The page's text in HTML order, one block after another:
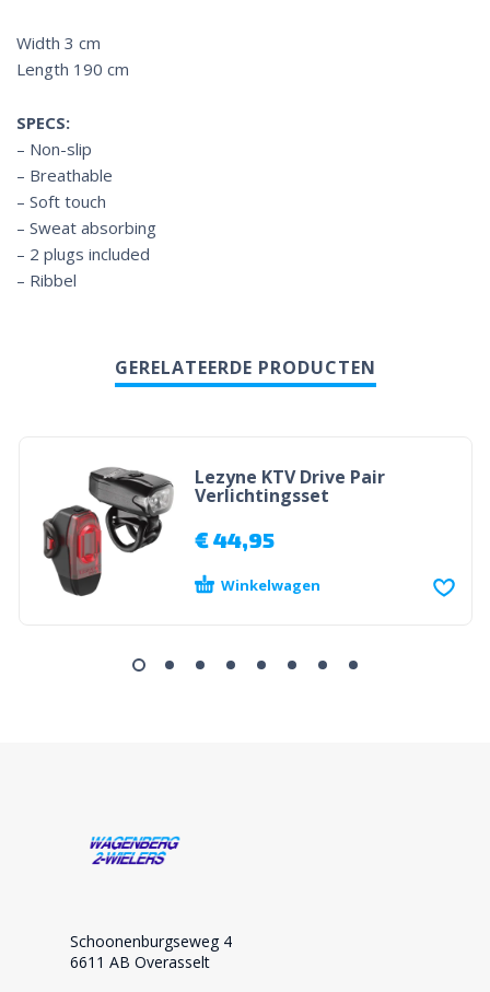
Width 3 cm
Length 190 cm
SPECS:
– Non-slip
– Breathable
– Soft touch
– Sweat absorbing
– 2 plugs included
– Ribbel
GERELATEERDE PRODUCTEN
Lezyne KTV Drive Pair
Verlichtingsset
€44,95
Winkelwagen
Schoonenburgseweg 4
6611 AB Overasselt